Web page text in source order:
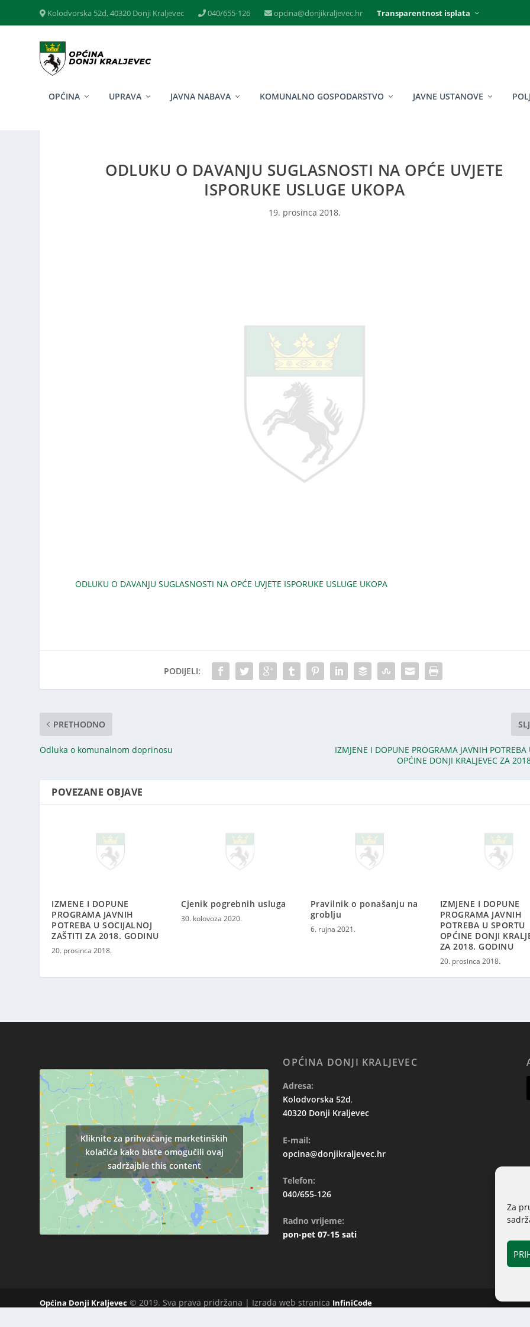
Za
Kolodvorska 52d, 40320 Donji Kraljevec 040/655-126 opcina@donjikraljevec.hr Transparentnost isplata
OPĆINA UPRAVA JAVNA NABAVA KOMUNALNO GOSPODARSTVO JAVNE USTANOVE
ODLUKU O DAVANJU SUGLASNOSTI NA OPĆE UVJETE
ISPORUKE USLUGE UKOPA
19. prosinca 2018.
ODLUKU O DAVANJU SUGLASNOSTI NA OPĆE UVJETE ISPORUKE USLUGE UKOPA
PODIJELI:
PRETHODNO
Odluka o komunalnom doprinosu
IZMJENE I DOPUNE PROGRAMA JAVNIH POTREBA
OPĆINE DONJI KRALJEVEC ZA
POVEZANE OBJAVE
IZMENE I DOPUNE
PROGRAMA JAVNIH
POTREBA U SOCIJALNOJ
ZAŠTITI ZA 2018. GODINU
20. prosinca 2018.
Cjenik pogrebnih usluga
30. kolovoza 2020.
Pravilnik o ponašanju na
groblju
6. rujna 2021.
IZMJENE I DOPUNE
PROGRAMA JAVNIH
POTREBA U SPORTU
OPĆINE DONJI
ZA 2018. GODINU
20. prosinca 2018.
Kliknite za prihvaćanje marketinških
kolačića kako biste omogučili ovaj
sadržajble this content
OPĆINA DONJI KRALJEVEC
Adresa:
Kolodvorska 52d,
40320 Donji Kraljevec
E-mail:
opcina@donjikraljevec.hr
Telefon:
040/655-126
Radno vrijeme:
pon-pet 07-15 sati
Općina Donji Kraljevec © 2019. Sva prava pridržana | Izrada web stranica InfiniCode